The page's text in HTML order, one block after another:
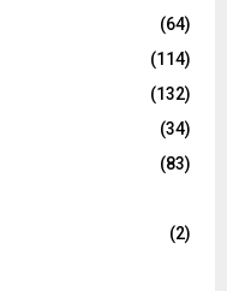
(64)
(114)
(132)
(34)
(83)
(2)